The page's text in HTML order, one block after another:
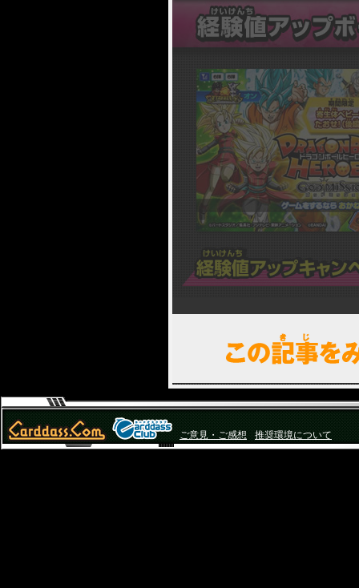
ご意見・ご感想 推奨環境について